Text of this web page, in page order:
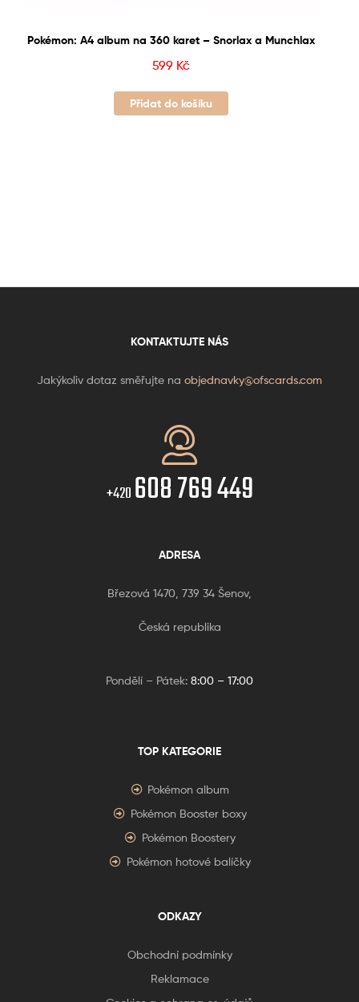
Pokémon: A4 album na 360 karet – Snorlax a Munchlax
599 Kč
Přidat do košíku
KONTAKTUJTE NÁS
Jakýkoliv dotaz směřujte na objednavky@ofscards.com
+420 608 769 449
ADRESA
Březová 1470, 739 34 Šenov,
Česká republika
Pondělí – Pátek: 8:00 – 17:00
TOP KATEGORIE
Pokémon album
Pokémon Booster boxy
Pokémon Boostery
Pokémon hotové balíčky
ODKAZY
Obchodní podmínky
Reklamace